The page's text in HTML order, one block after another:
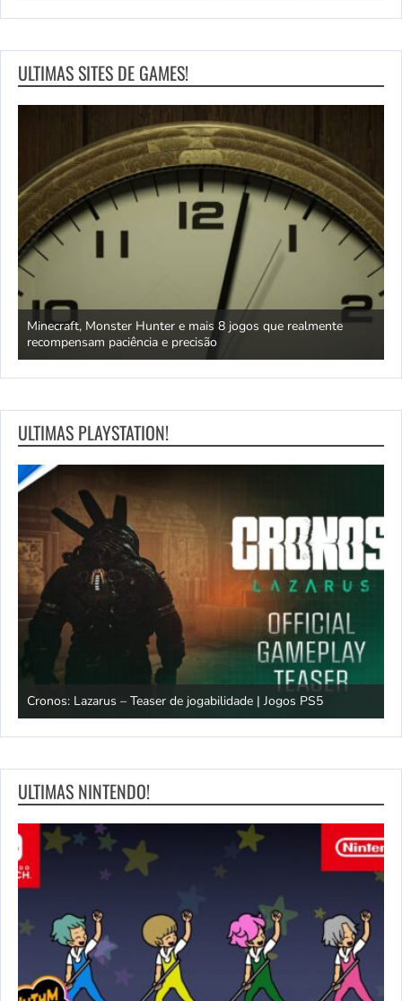
ULTIMAS SITES DE GAMES!
Minecraft, Monster Hunter e mais 8 jogos que realmente
recompensam paciência e precisão
ULTIMAS PLAYSTATION!
Cronos: Lazarus – Teaser de jogabilidade | Jogos PS5
ULTIMAS NINTENDO!